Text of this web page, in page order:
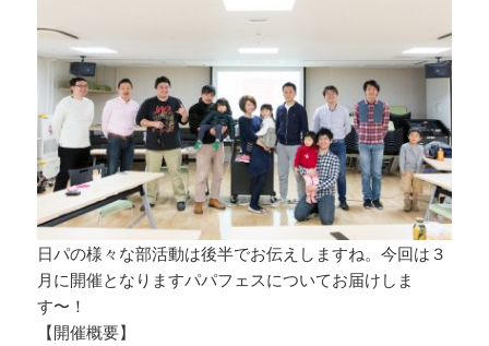
日パの様々な部活動は後半でお伝えしますね。今回は３
月に開催となりますパパフェスについてお届けしま
す〜！
【開催概要】